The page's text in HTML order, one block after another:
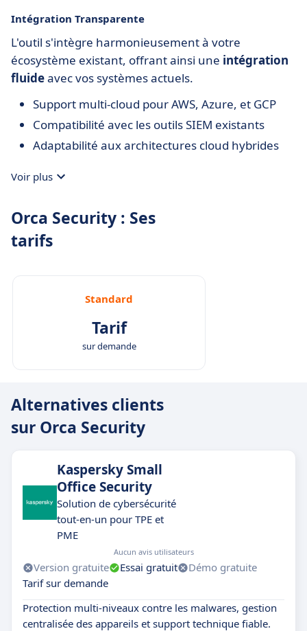
Intégration Transparente
L'outil s'intègre harmonieusement à votre
écosystème existant, offrant ainsi une intégration
fluideavec vos systèmes actuels.
Support multi-cloud pour AWS, Azure, et GCP
Compatibilité avec les outils SIEM existants
Adaptabilité aux architectures cloud hybrides
Voir plus
Orca Security : Ses
tarifs
Standard
Tarif
sur demande
Alternatives clients
sur Orca Security
Kaspersky Small
Office Security
Solution de cybersécurité
tout-en-un pour TPE et
PME
Aucun avis utilisateurs
Version gratuite Essai gratuit
Démo gratuite
Tarif sur demande
Protection multi-niveaux contre les malwares, gestion
centralisée des appareils et support technique fiable.